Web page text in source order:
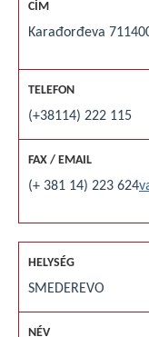
Karađorđeva 71
(+38114) 222 115
(+ 381 14) 223 624
SMEDEREVO